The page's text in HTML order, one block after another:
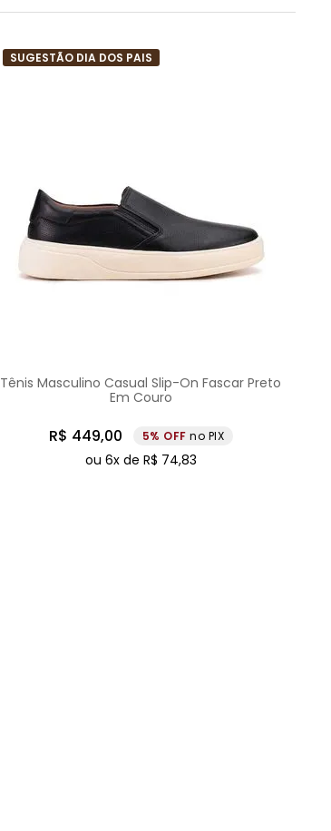
SUGESTÃO DIA DOS PAIS
Tênis Masculino Casual Slip-On Fascar Preto
Em Couro
R$ 449,00 5% no PIX
ou 6x de R$ 74,83